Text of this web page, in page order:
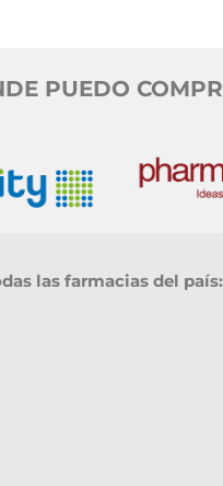
PUEDO
las farmacias del país: